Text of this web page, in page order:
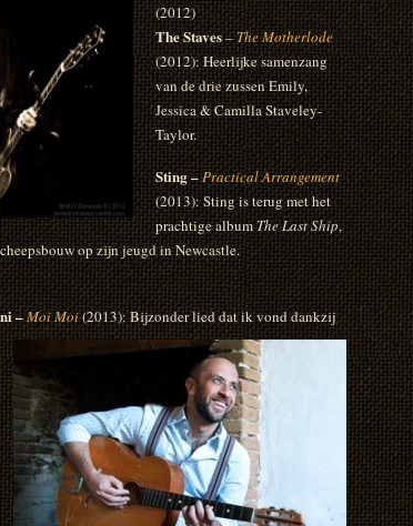
(2012)
The Staves–The Motherlode
(2012): Heerlijke samenzang
van de drie zussen Emily,
Jessica & Camilla Staveley-
Taylor.
Sting –Practical Arrangement
(2013): Sting is terug met het
prachtige albumThe Last Ship,
op zijn jeugd in Newcastle.
–Moi Moi(2013): Bijzonder lied dat ik vond dankzij